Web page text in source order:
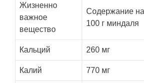
Жизненно
важное
вещество
Содержание на
100 г миндаля
Кальций 260 мг
Калий 770 мг